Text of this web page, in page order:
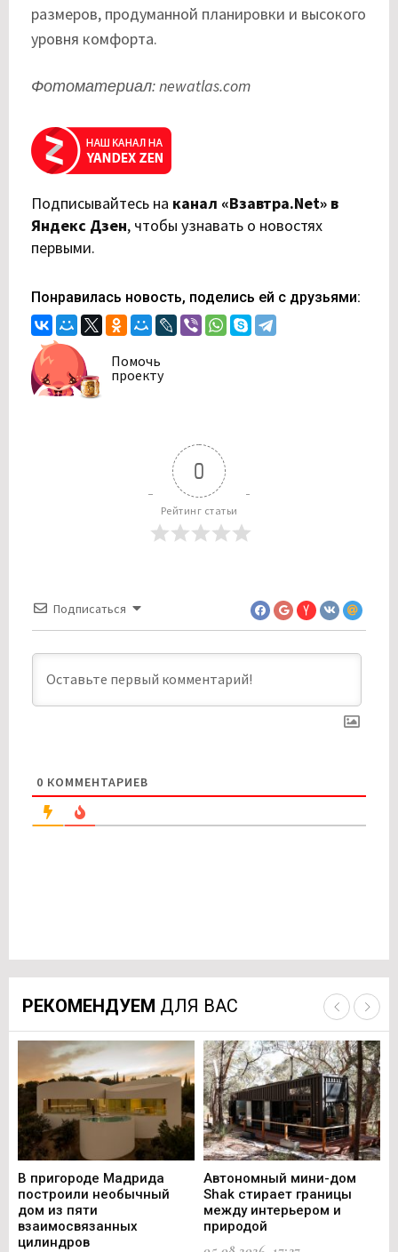
размеров, продуманной планировки и высокого
уровня комфорта.
Фотоматериал: newatlas.com
Подписывайтесь на канал «Взавтра.Net» в
Яндекс Дзен, чтобы узнавать о новостях
первыми.
Понравилась новость, поделись ей с друзьями:
Помочь
проекту
0
Рейтинг статьи
Подписаться
0 КОММЕНТАРИЕВ
РЕКОМЕНДУЕМ ДЛЯ ВАС
В пригороде Мадрида
построили необычный
дом из пяти
взаимосвязанных
цилиндров
Автономный мини-дом
Shak стирает границы
между интерьером и
природой